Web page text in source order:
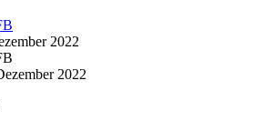
2022
2022